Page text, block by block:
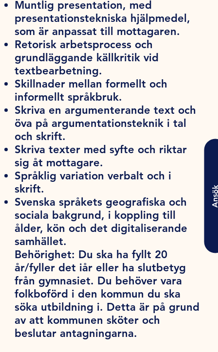
Muntlig presentation, med
presentationstekniska hjälpmedel,
som är anpassat till mottagaren.
Retorisk arbetsprocess och
grundläggande källkritik vid
textbearbetning.
Skillnader mellan formellt och
informellt språkbruk.
Skriva en argumenterande text och
öva på argumentationsteknik i tal
och skrift.
Skriva texter med syfte och riktar
sig åt mottagare.
Språklig variation verbalt och i
skrift.
Svenska språkets geografiska och
sociala bakgrund, i koppling till
ålder, kön och det digitaliserande
samhället.
Behörighet: Du ska ha fyllt 20
år/fyller det iår eller ha slutbetyg
från gymnasiet. Du behöver vara
folkboförd i den kommun du ska
söka utbildning i. Detta är på grund
av att kommunen sköter och
beslutar antagningarna.